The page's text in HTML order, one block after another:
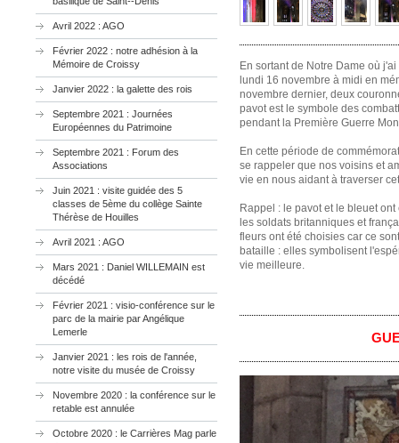
Avril 2022 : AGO
Février 2022 : notre adhésion à la
Mémoire de Croissy
Janvier 2022 : la galette des rois
Septembre 2021 : Journées
Européennes du Patrimoine
Septembre 2021 : Forum des
Associations
Juin 2021 : visite guidée des 5
classes de 5ème du collège Sainte
Thérèse de Houilles
Avril 2021 : AGO
Mars 2021 : Daniel WILLEMAIN est
décédé
Février 2021 : visio-conférence sur le
parc de la mairie par Angélique
Lemerle
Janvier 2021 : les rois de l'année,
notre visite du musée de Croissy
Novembre 2020 : la conférence sur le
retable est annulée
Octobre 2020 : le Carrières Mag parle
En sortant de Notre Dame où
lundi 16 novembre à midi en
novembre dernier, deux
pavot est le symbole des
pendant la Première Guerre
En cette période de
se rappeler que nos voisins et
vie en nous aidant à traverser
Rappel : le pavot et le bleuet
les soldats britanniques et
fleurs ont été choisies car ce
bataille : elles symbolisent
vie meilleure.